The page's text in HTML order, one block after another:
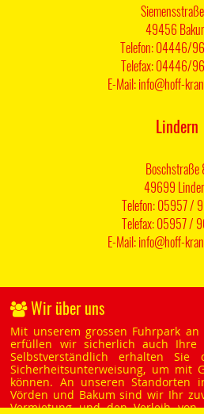
49456
Telefon: 04446/
Telefax: 04446/
E-Mail: info@hoff-
Lindern
Boschstraße
49699
Telefon: 05957 /
Telefax: 05957 /
E-Mail: info@hoff-
Wir über uns
Mit unserem grossen Fuhrpark
erfüllen wir sicherlich auch Ihre
Selbstverständlich erhalten Sie
Sicherheitsunterweisung, um mit
können. An unseren Standorten
Vörden und Bakum sind wir Ihr
Vermietung und den Verleih von